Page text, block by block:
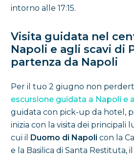
intorno alle 17:15.
Visita guidata nel
Napoli e agli scavi di
partenza da Napoli
Per il tuo 2 giugno non
escursione guidata a Napoli e
guidata con pick-up da hotel,
inizia con la visita dei principali
cui il Duomo di Napoli con la
e la Basilica di Santa Restituta,